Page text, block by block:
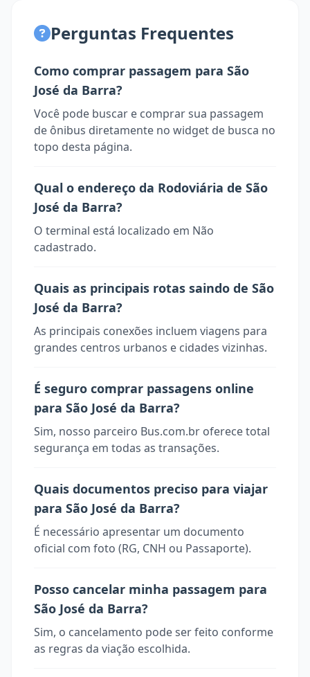
Perguntas Frequentes
Como comprar passagem para São
José da Barra?
Você pode buscar e comprar sua passagem
de ônibus diretamente no widget de busca no
topo desta página.
Qual o endereço da Rodoviária de São
José da Barra?
O terminal está localizado em Não
cadastrado.
Quais as principais rotas saindo de São
José da Barra?
As principais conexões incluem viagens para
grandes centros urbanos e cidades vizinhas.
É seguro comprar passagens online
para São José da Barra?
Sim, nosso parceiro Bus.com.br oferece total
segurança em todas as transações.
Quais documentos preciso para viajar
para São José da Barra?
É necessário apresentar um documento
oficial com foto (RG, CNH ou Passaporte).
Posso cancelar minha passagem para
São José da Barra?
Sim, o cancelamento pode ser feito conforme
as regras da viação escolhida.